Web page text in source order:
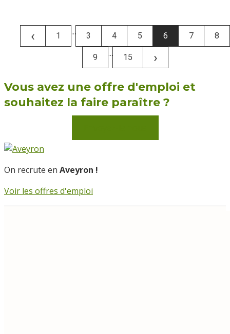
‹ 1 ... 3 4 5 6 7 8
9 ... 15 ›
Vous avez une offre d'emploi et
souhaitez la faire paraître ?
On recrute en Aveyron !
Voir les offres d'emploi